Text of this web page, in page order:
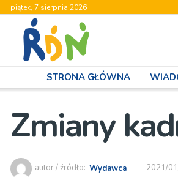
piątek, 7 sierpnia 2026
STRONA GŁÓWNA
Zmiany
autor / źródło: Wydawca 2021/